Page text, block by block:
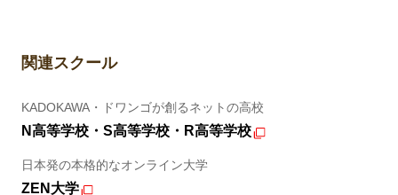
関連スクール
KADOKAWA・ドワンゴが創るネットの高校
N高等学校・S高等学校・R高等学校
日本発の本格的なオンライン大学
ZEN大学